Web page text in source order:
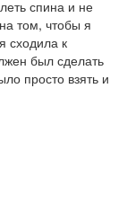
спина и не
том, чтобы я
сходила к
был сделать
просто взять и